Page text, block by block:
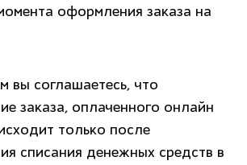
оформления заказа на
вы соглашаетесь, что
заказа, оплаченного онлайн
только после
списания денежных средств в